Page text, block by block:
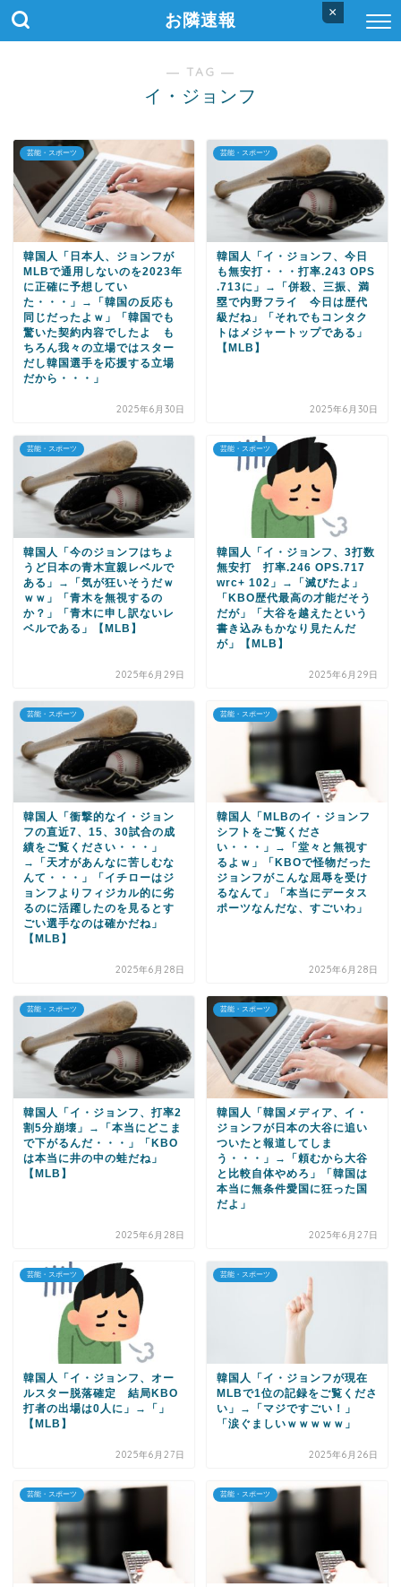
×
お隣速報
― TAG ―
イ・ジョンフ
芸能・スポーツ
韓国人「日本人、ジョンフが
MLBで通用しないのを2023年
に正確に予想してい
た・・・」→「韓国の反応も
同じだったよｗ」「韓国でも
驚いた契約内容でしたよ も
ちろん我々の立場ではスター
だし韓国選手を応援する立場
だから・・・」
2025年6月30日
芸能・スポーツ
韓国人「イ・ジョンフ、今日
も無安打・・・打率.243 OPS
.713に」→「併殺、三振、満
塁で内野フライ 今日は歴代
級だね」「それでもコンタク
トはメジャートップである」
【MLB】
2025年6月30日
芸能・スポーツ
韓国人「今のジョンフはちょ
うど日本の青木宣親レベルで
ある」→「気が狂いそうだｗ
ｗｗ」「青木を無視するの
か？」「青木に申し訳ないレ
ベルである」【MLB】
2025年6月29日
芸能・スポーツ
韓国人「イ・ジョンフ、3打数
無安打 打率.246 OPS.717
wrc+ 102」→「滅びたよ」
「KBO歴代最高の才能だそう
だが」「大谷を越えたという
書き込みもかなり見たんだ
が」【MLB】
2025年6月29日
芸能・スポーツ
韓国人「衝撃的なイ・ジョン
フの直近7、15、30試合の成
績をご覧ください・・・」
→「天才があんなに苦しむな
んて・・・」「イチローはジ
ョンフよりフィジカル的に劣
るのに活躍したのを見るとす
ごい選手なのは確かだね」
【MLB】
2025年6月28日
芸能・スポーツ
韓国人「MLBのイ・ジョンフ
シフトをご覧くださ
い・・・」→「堂々と無視す
るよｗ」「KBOで怪物だった
ジョンフがこんな屈辱を受け
るなんて」「本当にデータス
ポーツなんだな、すごいわ」
2025年6月28日
芸能・スポーツ
韓国人「イ・ジョンフ、打率2
割5分崩壊」→「本当にどこま
で下がるんだ・・・」「KBO
は本当に井の中の蛙だね」
【MLB】
2025年6月28日
芸能・スポーツ
韓国人「韓国メディア、イ・
ジョンフが日本の大谷に追い
ついたと報道してしま
う・・・」→「頼むから大谷
と比較自体やめろ」「韓国は
本当に無条件愛国に狂った国
だよ」
2025年6月27日
芸能・スポーツ
韓国人「イ・ジョンフ、オー
ルスター脱落確定 結局KBO
打者の出場は0人に」→「」
【MLB】
2025年6月27日
芸能・スポーツ
韓国人「イ・ジョンフが現在
MLBで1位の記録をご覧くださ
い」→「マジですごい！」
「涙ぐましいｗｗｗｗｗ」
2025年6月26日
芸能・スポーツ 芸能・スポーツ